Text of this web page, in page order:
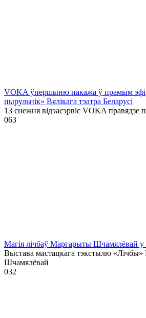
VOKA ўпершыню пакажа ў прамым
цырульнік» Вялікага тэатра Беларусі
13 снежня відэасэрвіс VOKA
063
Магія лічбаў Маргарыты Шчамялёвай у
Выстава мастацкага тэкстылю
Шчамялёвай
032